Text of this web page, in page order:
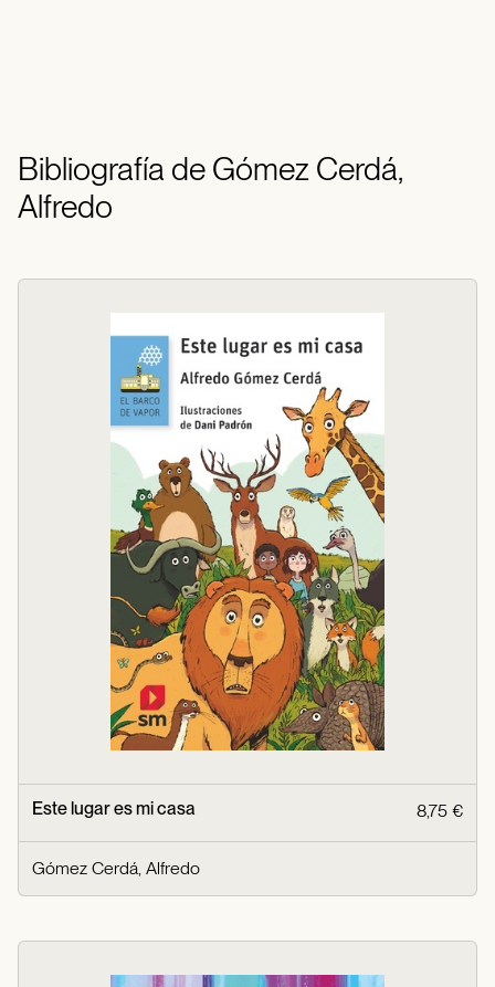
Bibliografía de Gómez Cerdá,
Alfredo
Este lugar es mi casa 8,75 €
Gómez Cerdá, Alfredo